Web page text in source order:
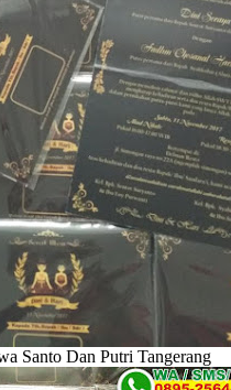
Santo Dan Putri Tangerang